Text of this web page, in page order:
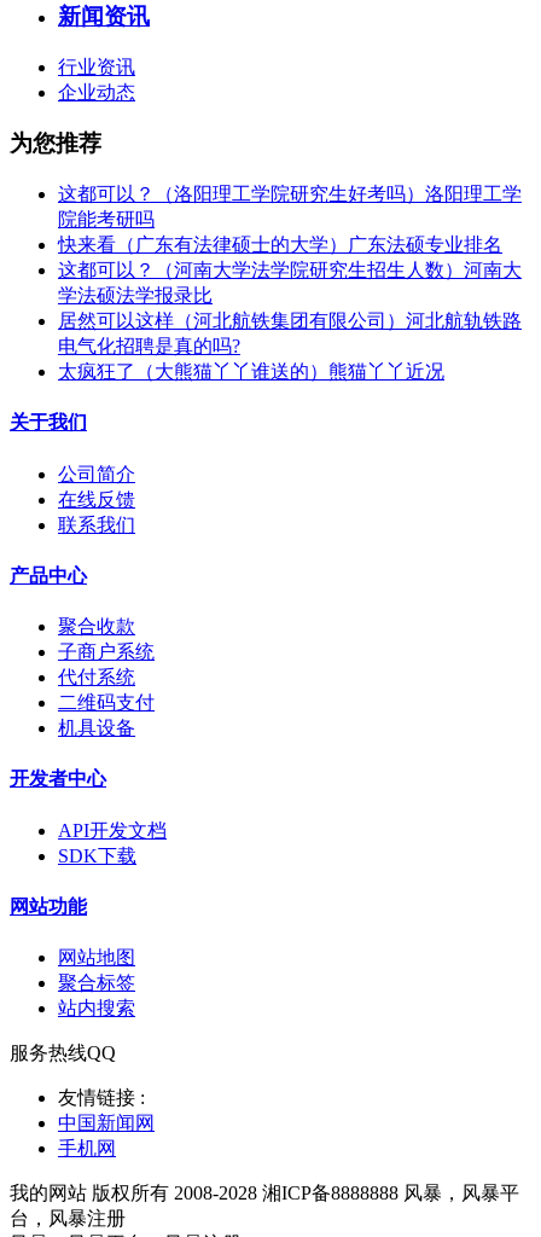
新闻资讯
行业资讯
企业动态
为您推荐
这都可以？（洛阳理工学院研究生好考吗）洛阳理工学
院能考研吗
快来看（广东有法律硕士的大学）广东法硕专业排名
这都可以？（河南大学法学院研究生招生人数）河南大
学法硕法学报录比
居然可以这样（河北航铁集团有限公司）河北航轨铁路
电气化招聘是真的吗?
太疯狂了（大熊猫丫丫谁送的）熊猫丫丫近况
关于我们
公司简介
在线反馈
联系我们
产品中心
聚合收款
子商户系统
代付系统
二维码支付
机具设备
开发者中心
API开发文档
SDK下载
网站功能
网站地图
聚合标签
站内搜索
服务热线QQ
友情链接 :
中国新闻网
手机网
我的网站 版权所有 2008-2028 湘ICP备8888888 风暴，风暴平
台，风暴注册